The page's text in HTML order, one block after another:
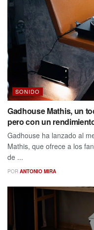
SONIDO
Gadhouse Mathis, un
pero con un
Gadhouse ha lanzado al
Mathis, que ofrece a los
de ...
POR ANTONIO MIRA